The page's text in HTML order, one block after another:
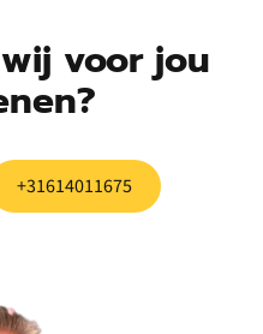
voor jou
+31614011675